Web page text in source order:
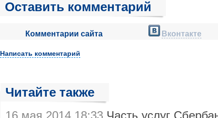
Оставить комментарий
Комментарии сайта Вконтакте
Написать комментарий
Читайте также
16 мая 2014 18:33 Часть услуг